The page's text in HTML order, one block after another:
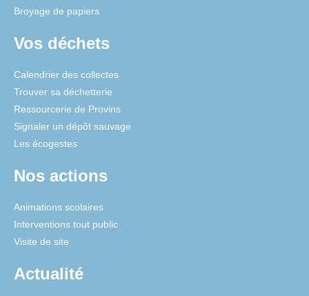
Broyage de papiers
Vos déchets
Calendrier des collectes
Trouver sa déchetterie
Ressourcerie de Provins
Signaler un dépôt sauvage
Les écogestes
Nos actions
Animations scolaires
Interventions tout public
Visite de site
Actualité